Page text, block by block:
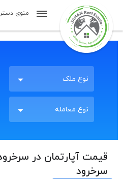
منوی
نوع ملک
نوع معامله
قیمت آپارتمان در
سرخرود